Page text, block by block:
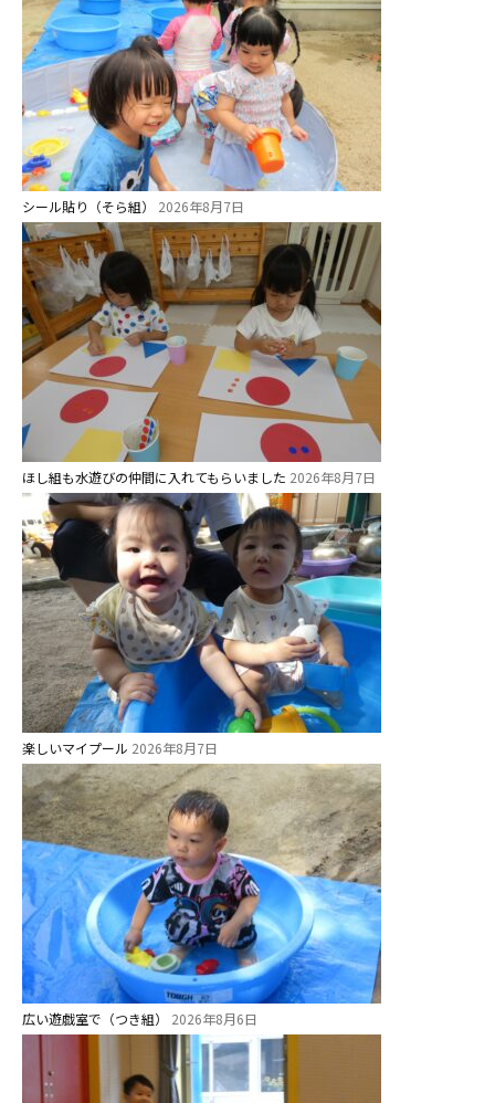
シール貼り（そら組） 2026年8月7日
ほし組も水遊びの仲間に入れてもらいました 2026年8月7日
楽しいマイプール 2026年8月7日
広い遊戯室で（つき組） 2026年8月6日
美⽊多チコスブログ
未就園児クラス
0歳親子登園［マカロンクラス ]
1歳・2歳親子登園［マリポサクラ
ス ]
2歳児ひとり登園［ゆず組 ]
グループ施設・
関係先リンク
学校法⼈鴨⾕学園 鳳幼稚園
学校法⼈諏訪森学園 諏訪森幼稚
園
⼤阪府私⽴幼稚園連盟
社会福祉法人野田福祉会